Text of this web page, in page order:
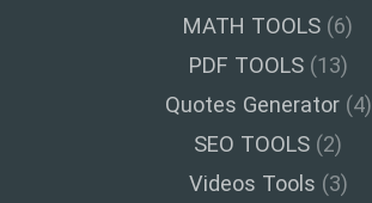
MATH TOOLS (6)
PDF TOOLS(13)
Quotes Generator(4)
SEO TOOLS (2)
Videos Tools (3)